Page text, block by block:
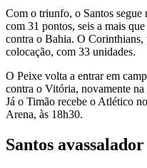
Com o triunfo, o Santos segue
com 31 pontos, seis a mais
contra o Bahia. O Corinthians,
colocação, com 33 unidades.
O Peixe volta a entrar em
contra o Vitória, novamente
Já o Timão recebe o Atlético
Arena, às 18h30.
Santos avassalador